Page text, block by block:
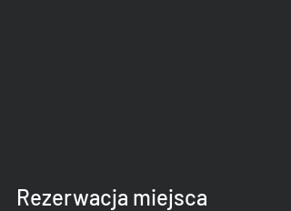
Rezerwacja miejsca